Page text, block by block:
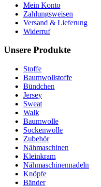
Mein Konto
Zahlungsweisen
Versand & Lieferung
Widerruf
Unsere Produkte
Stoffe
Baumwollstoffe
Bündchen
Jersey
Sweat
Walk
Baumwolle
Sockenwolle
Zubehör
Nähmaschinen
Kleinkram
Nähmaschinennadeln
Knöpfe
Bänder